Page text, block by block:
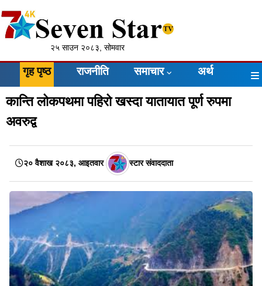
२५ साउन २०८३, सोमवार
गृह पृष्ठ राजनीति समाचार अर्थ
कान्ति लोकपथमा पहिरो खस्दा यातायात पूर्ण रुपमा
अवरुद्व
२० वैशाख २०८३, आइतवार स्टार संवाददाता